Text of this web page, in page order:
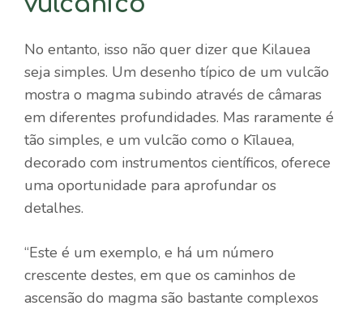
No entanto, isso não quer dizer que Kilauea
seja simples. Um desenho típico de um vulcão
mostra o magma subindo através de câmaras
em diferentes profundidades. Mas raramente é
tão simples, e um vulcão como o Kīlauea,
decorado com instrumentos científicos, oferece
uma oportunidade para aprofundar os
detalhes.
“Este é um exemplo, e há um número
crescente destes, em que os caminhos de
ascensão do magma são bastante complexos